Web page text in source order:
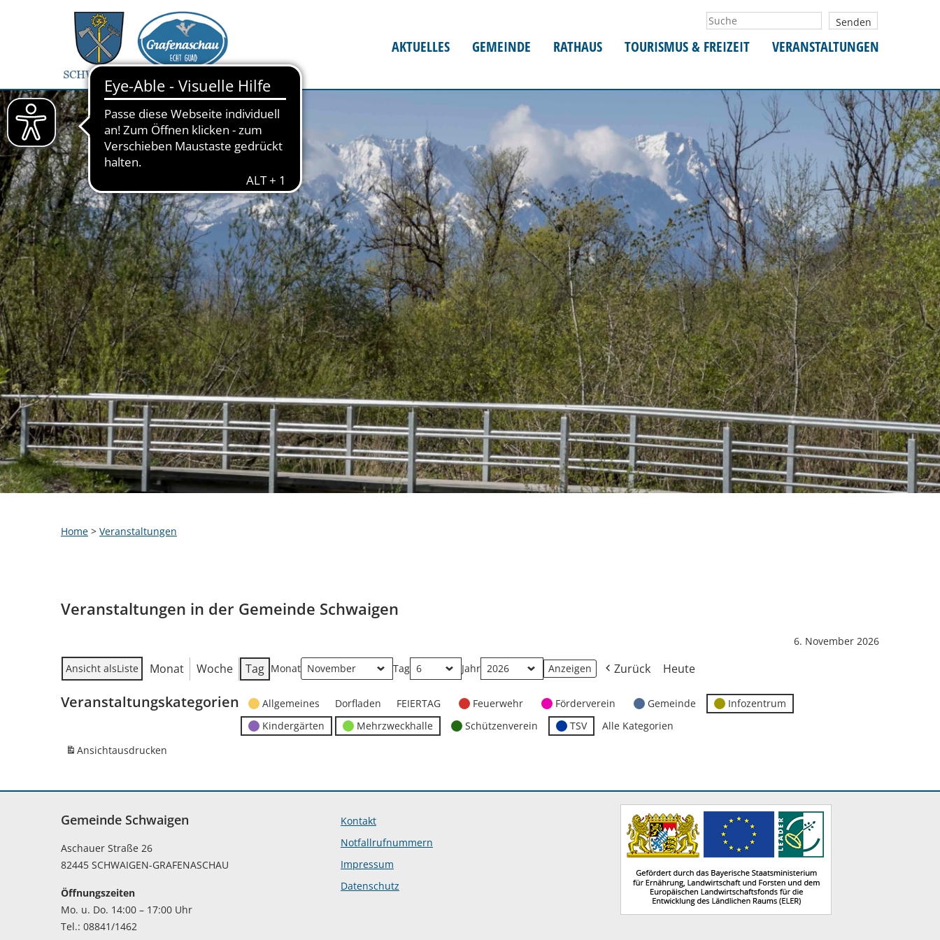
AKTUELLES GEMEINDE RATHAUS TOURISMUS & FREIZEIT VERANSTALTUNGEN
Home > Veranstaltungen
Veranstaltungen in der Gemeinde Schwaigen
6. November 2026
Ansicht alsListe Monat Woche Tag Monat Tag Jahr Zurück Heute
Veranstaltungskategorien Allgemeines Dorfladen FEIERTAG Feuerwehr Förderverein Gemeinde
Infozentrum
Kindergärten
Mehrzweckhalle Schützenverein TSV
Alle Kategorien
Ansichtausdrucken
Gemeinde Schwaigen
Aschauer Straße 26
82445 SCHWAIGEN-GRAFENASCHAU
Öffnungszeiten
Mo. u. Do. 14:00 – 17:00 Uhr
Tel.: 08841/1462
Kontakt
Notfallrufnummern
Impressum
Datenschutz